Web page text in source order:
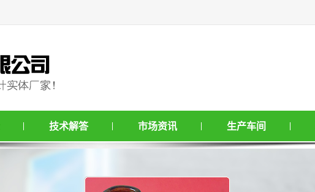
技术解答 市场资讯 生产车间